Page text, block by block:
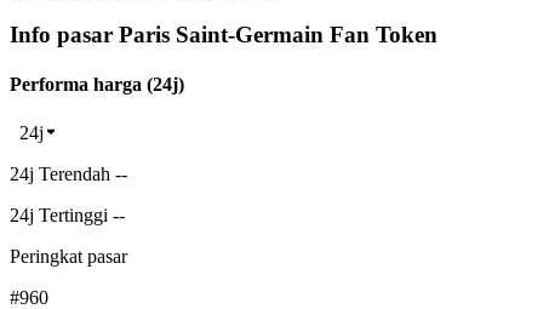
Info pasar Paris Saint-Germain Fan Token
Performa harga (24j)
24j
24j Terendah --
24j Tertinggi --
Peringkat pasar
#960